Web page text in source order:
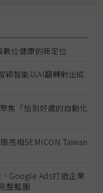
位健康的新定位
穎智能以AI翻轉射出成
焦「恰到好處的自動化
亮相SEMICON Taiwan
Google Ads打造企業
整藍圖